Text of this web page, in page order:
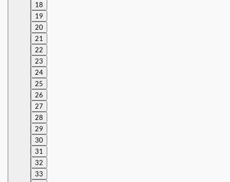
18
19
20
21
22
23
24
25
26
27
28
29
30
31
32
33